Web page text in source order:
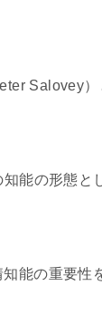
Salovey
能の形態と
能の重要性